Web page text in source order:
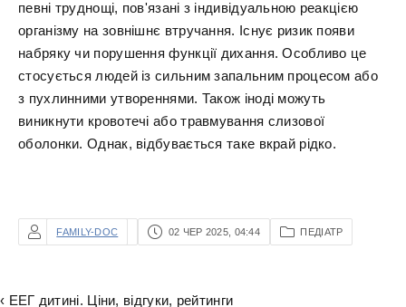
певні труднощі, пов'язані з індивідуальною реакцією
організму на зовнішнє втручання. Існує ризик появи
набряку чи порушення функції дихання. Особливо це
стосується людей із сильним запальним процесом або
з пухлинними утвореннями. Також іноді можуть
виникнути кровотечі або травмування слизової
оболонки. Однак, відбувається таке вкрай рідко.
FAMILY-DOC 02 ЧЕР 2025, 04:44 ПЕДІАТР
‹ ЕЕГ дитині. Ціни, відгуки, рейтинги